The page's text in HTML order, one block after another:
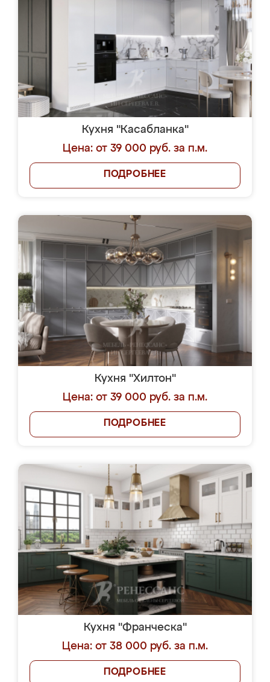
Кухня "Касабланка"
Цена: от 39 000 руб. за п.м.
ПОДРОБНЕЕ
Кухня "Хилтон"
Цена: от 39 000 руб. за п.м.
ПОДРОБНЕЕ
Кухня "Франческа"
Цена: от 38 000 руб. за п.м.
ПОДРОБНЕЕ